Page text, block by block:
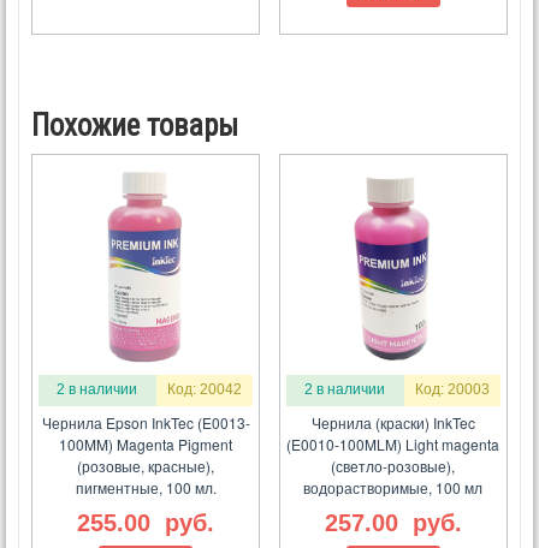
Похожие товары
2 в наличии Код: 20042
Чернила Epson InkTec (E0013-
100MM) Magenta Pigment
(розовые, красные),
пигментные, 100 мл.
255.00 руб.
2 в наличии Код: 20003
Чернила (краски) InkTec
(E0010-100MLM) Light magenta
(светло-розовые),
водорастворимые, 100 мл
257.00 руб.